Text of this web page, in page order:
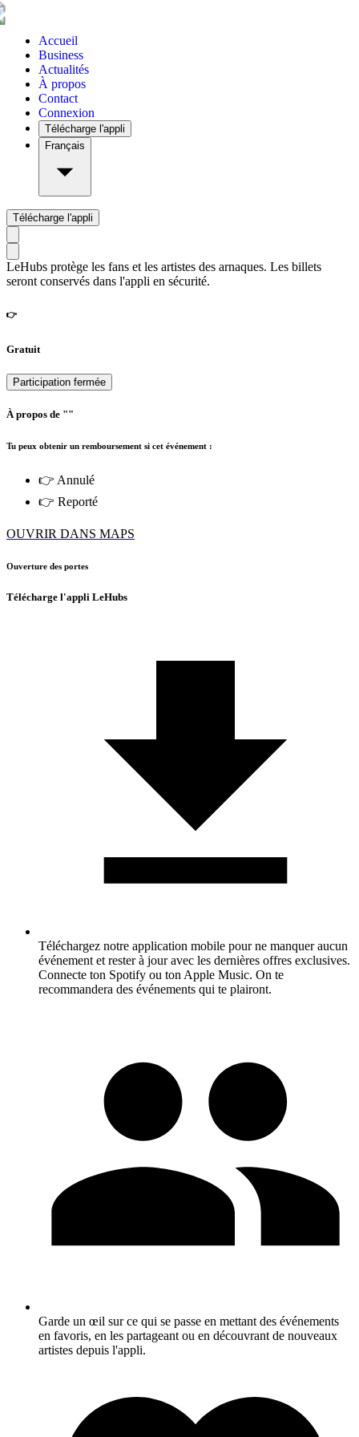
Accueil
Business
Actualités
À propos
Contact
Connexion
Télécharge l'appli
Français
Télécharge l'appli
LeHubs protège les fans et les artistes des arnaques. Les billets
seront conservés dans l'appli en sécurité.
👉
Gratuit
Participation fermée
À propos de ""
Tu peux obtenir un remboursement si cet événement :
👉 Annulé
👉 Reporté
OUVRIR DANS MAPS
Ouverture des portes
Télécharge l'appli LeHubs
Téléchargez notre application mobile pour ne manquer aucun
événement et rester à jour avec les dernières offres exclusives.
Connecte ton Spotify ou ton Apple Music. On te
recommandera des événements qui te plairont.
Garde un œil sur ce qui se passe en mettant des événements
en favoris, en les partageant ou en découvrant de nouveaux
artistes depuis l'appli.